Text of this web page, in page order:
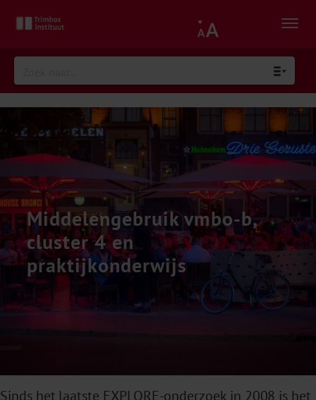
Middelengebruik vmbo-b,
cluster 4 en
praktijkonderwijs
Sinds het laatste EXPLORE-onderzoek in 2008 is het